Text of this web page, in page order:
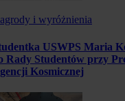
i wyróżnienia
USWPS Maria
Rady Studentów przy
Kosmicznej